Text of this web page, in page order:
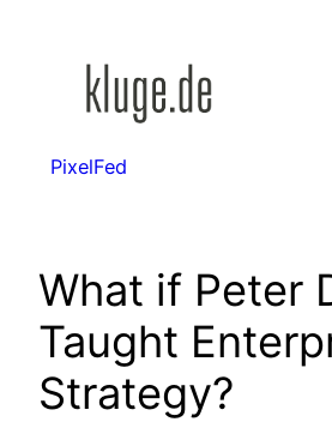
PixelFed
What if Peter
Taught
Strategy?